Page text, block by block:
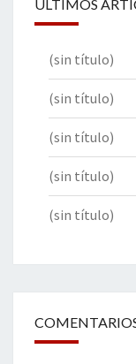
ÚLTIMOS
(sin título)
(sin título)
(sin título)
(sin título)
(sin título)